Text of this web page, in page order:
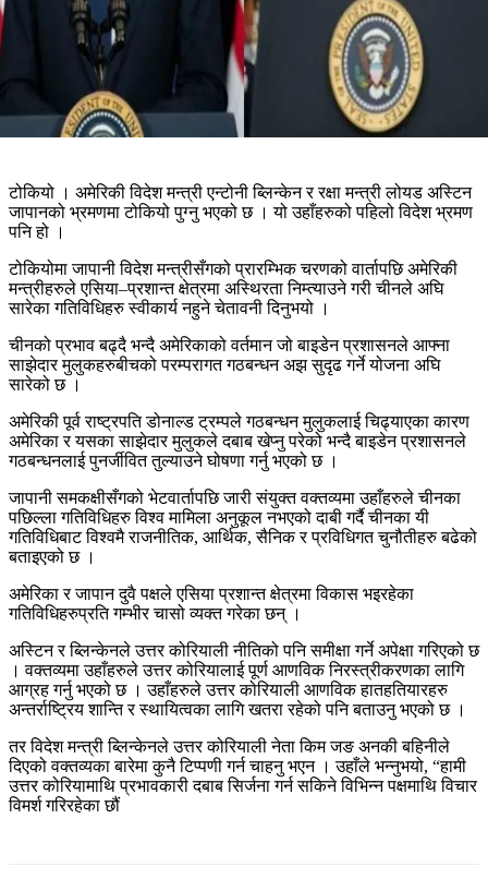
टोकियो । अमेरिकी विदेश मन्त्री एन्टोनी ब्लिन्केन र रक्षा मन्त्री लोयड अस्टिन
जापानको भ्रमणमा टोकियो पुग्नु भएको छ । यो उहाँहरुको पहिलो विदेश भ्रमण
पनि हो ।
टोकियोमा जापानी विदेश मन्त्रीसँगको प्रारम्भिक चरणको वार्तापछि अमेरिकी
मन्त्रीहरुले एसिया–प्रशान्त क्षेत्रमा अस्थिरता निम्त्याउने गरी चीनले अघि
सारेका गतिविधिहरु स्वीकार्य नहुने चेतावनी दिनुभयो ।
चीनको प्रभाव बढ्दै भन्दै अमेरिकाको वर्तमान जो बाइडेन प्रशासनले आफ्ना
साझेदार मुलुकहरुबीचको परम्परागत गठबन्धन अझ सुदृढ गर्ने योजना अघि
सारेको छ ।
अमेरिकी पूर्व राष्ट्रपति डोनाल्ड ट्रम्पले गठबन्धन मुलुकलाई चिढ्याएका कारण
अमेरिका र यसका साझेदार मुलुकले दबाब खेप्नु परेको भन्दै बाइडेन प्रशासनले
गठबन्धनलाई पुनर्जीवित तुल्याउने घोषणा गर्नु भएको छ ।
जापानी समकक्षीसँगको भेटवार्तापछि जारी संयुक्त वक्तव्यमा उहाँहरुले चीनका
पछिल्ला गतिविधिहरु विश्व मामिला अनुकूल नभएको दाबी गर्दै चीनका यी
गतिविधिबाट विश्वमै राजनीतिक, आर्थिक, सैनिक र प्रविधिगत चुनौतीहरु बढेको
बताइएको छ ।
अमेरिका र जापान दुवै पक्षले एसिया प्रशान्त क्षेत्रमा विकास भइरहेका
गतिविधिहरुप्रति गम्भीर चासो व्यक्त गरेका छन् ।
अस्टिन र ब्लिन्केनले उत्तर कोरियाली नीतिको पनि समीक्षा गर्ने अपेक्षा गरिएको छ
। वक्तव्यमा उहाँहरुले उत्तर कोरियालाई पूर्ण आणविक निरस्त्रीकरणका लागि
आग्रह गर्नु भएको छ । उहाँहरुले उत्तर कोरियाली आणविक हातहतियारहरु
अन्तर्राष्ट्रिय शान्ति र स्थायित्वका लागि खतरा रहेको पनि बताउनु भएको छ ।
तर विदेश मन्त्री ब्लिन्केनले उत्तर कोरियाली नेता किम जङ अनकी बहिनीले
दिएको वक्तव्यका बारेमा कुनै टिप्पणी गर्न चाहनु भएन । उहाँले भन्नुभयो, “हामी
उत्तर कोरियामाथि प्रभावकारी दबाब सिर्जना गर्न सकिने विभिन्न पक्षमाथि विचार
विमर्श गरिरहेका छौं